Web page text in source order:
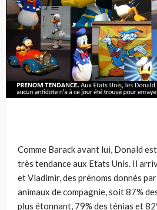
Comme Barack avant lui, Donald
très tendance aux Etats Unis. Il
et Vladimir, des prénoms donnés
animaux de compagnie, soit 87%
plus étonnant, 79% des ténias et